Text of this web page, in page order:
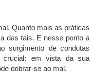
Quanto mais as práticas
das tais. E nesse ponto a
surgimento de condutas
crucial: em vista da sua
dobrar-se ao mal.